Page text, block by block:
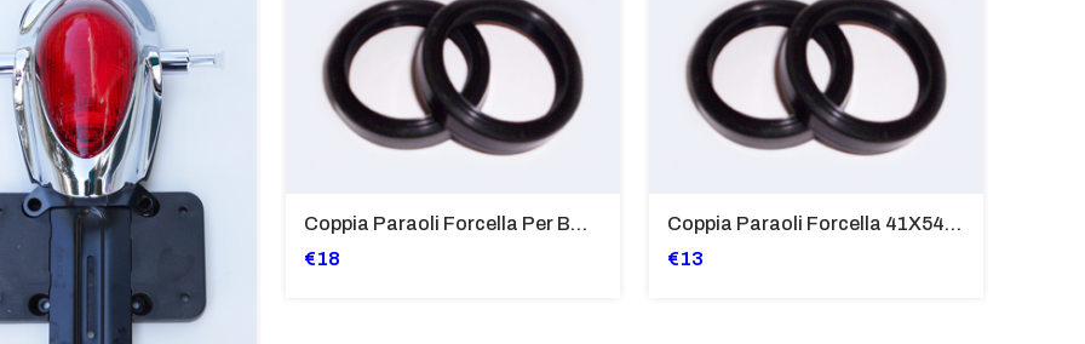
Coppia Paraoli Forcella Per BMW Serie K 16V
€18
Coppia Paraoli Forcella 41X54X11 Per BMW
€13